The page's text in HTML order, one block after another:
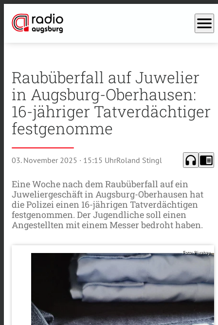
menu
Raubüberfall auf Juwelier
in Augsburg-Oberhausen:
16-jähriger Tatverdächtiger
festgenomme
03. November 2025 · 15:15 UhrRoland Stingl headphones chrome_reader_mode
Eine Woche nach dem Raubüberfall auf ein
Juweliergeschäft in Augsburg-Oberhausen hat
die Polizei einen 16-jährigen Tatverdächtigen
festgenommen. Der Jugendliche soll einen
Angestellten mit einem Messer bedroht haben.
Foto: Pixabay